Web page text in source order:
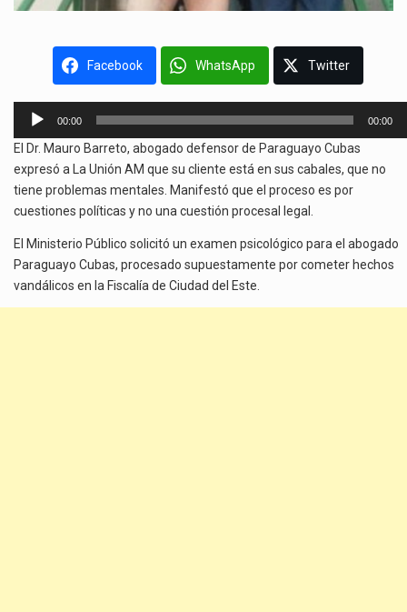
Facebook WhatsApp Twitter
Reproductor
audio
00:00 00:00
El Dr. Mauro Barreto, abogado defensor de Paraguayo Cubas
expresó a La Unión AM que su cliente está en sus cabales, que no
tiene problemas mentales. Manifestó que el proceso es por
cuestiones políticas y no una cuestión procesal legal.
El Ministerio Público solicitó un examen psicológico para el abogado
Paraguayo Cubas, procesado supuestamente por cometer hechos
vandálicos en la Fiscalía de Ciudad del Este.